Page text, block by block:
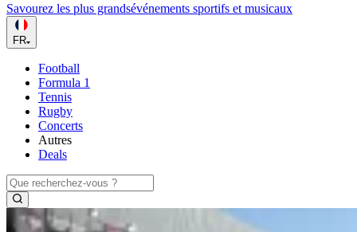
Savourez les plus grandsévénements sportifs et musicaux
FR
Football
Formula 1
Tennis
Rugby
Concerts
Autres
Deals